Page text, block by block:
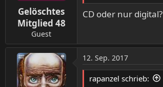
Gelöschtes
Mitglied 48
Guest
CD oder nur digital?
12. Sep. 2017
rapanzel schrieb: